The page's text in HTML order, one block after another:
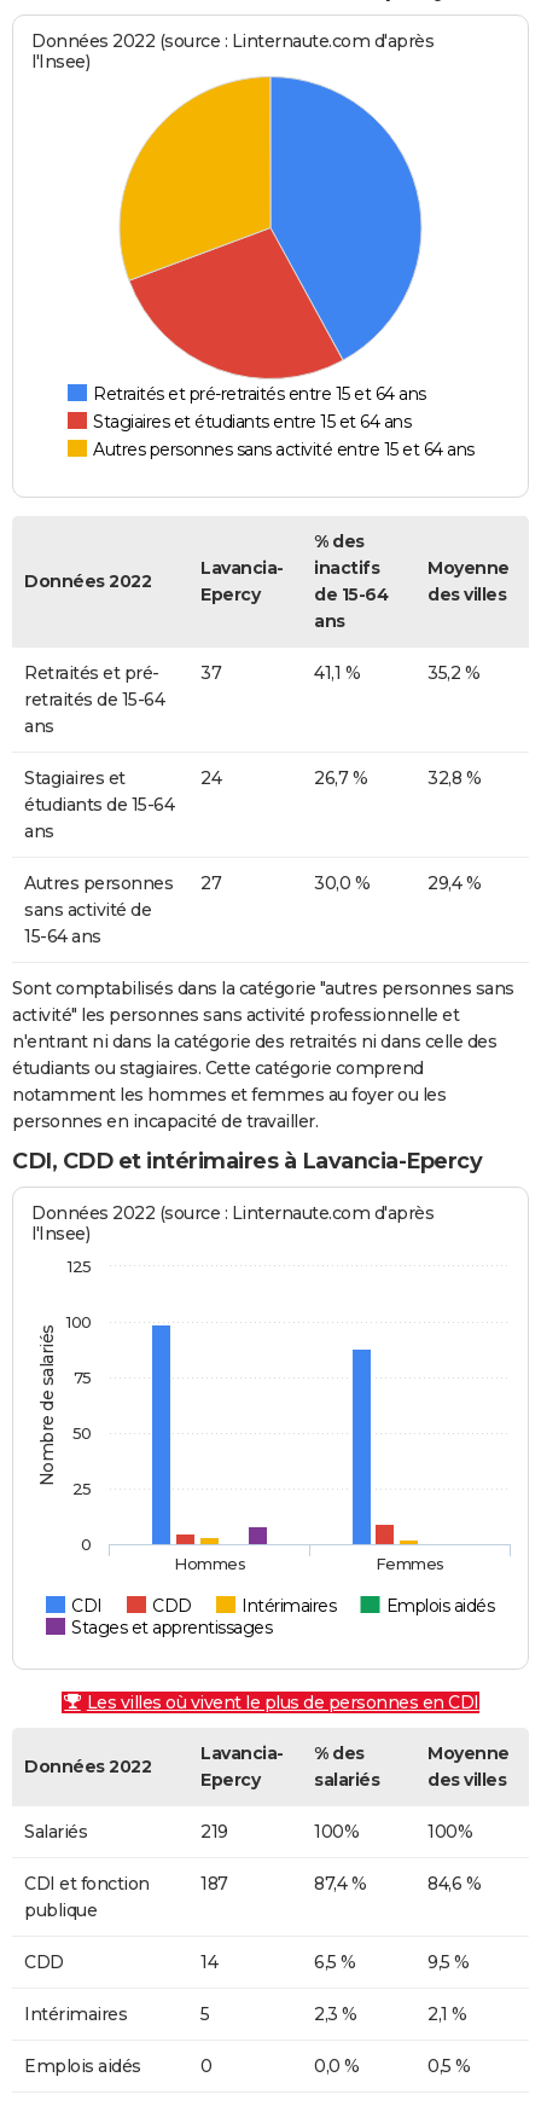
Données 2022 (source : Linternaute.com d'après
l'Insee)
Retraités et pré-retraités entre 15 et 64 ans
Stagiaires et étudiants entre 15 et 64 ans
Autres personnes sans activité entre 15 et 64 ans
Données 2022
Lavancia-
Epercy
% des
inactifs
de 15-64
ans
Moyenne
des villes
Retraités et pré-
retraités de 15-64
ans
37 41,1 % 35,2 %
Stagiaires et
étudiants de 15-64
ans
24 26,7 % 32,8 %
Autres personnes
sans activité de
15-64 ans
27 30,0 % 29,4 %
Sont comptabilisés dans la catégorie "autres personnes sans
activité" les personnes sans activité professionnelle et
n'entrant ni dans la catégorie des retraités ni dans celle des
étudiants ou stagiaires. Cette catégorie comprend
notamment les hommes et femmes au foyer ou les
personnes en incapacité de travailler.
CDI, CDD et intérimaires à Lavancia-Epercy
Nombre de salariés
Données 2022 (source : Linternaute.com d'après
l'Insee)
CDI CDD Intérimaires
Emplois aidés
Stages et apprentissages
Hommes Femmes
0
25
50
75
100
125
Les villes où vivent le plus de personnes en CDI
Données 2022
Lavancia-
Epercy
% des
salariés
Moyenne
des villes
Salariés 219 100% 100%
CDI et fonction
publique
187 87,4 % 84,6 %
CDD 14 6,5 % 9,5 %
Intérimaires 5 2,3 % 2,1 %
Emplois aidés 0 0,0 % 0,5 %